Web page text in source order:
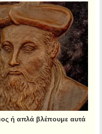
ή απλά βλέπουμε αυτά